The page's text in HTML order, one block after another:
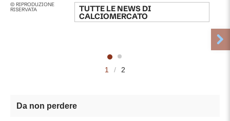
© RIPRODUZIONE
RISERVATA TUTTE LE NEWS DI
CALCIOMERCATO
1 / 2
Da non perdere